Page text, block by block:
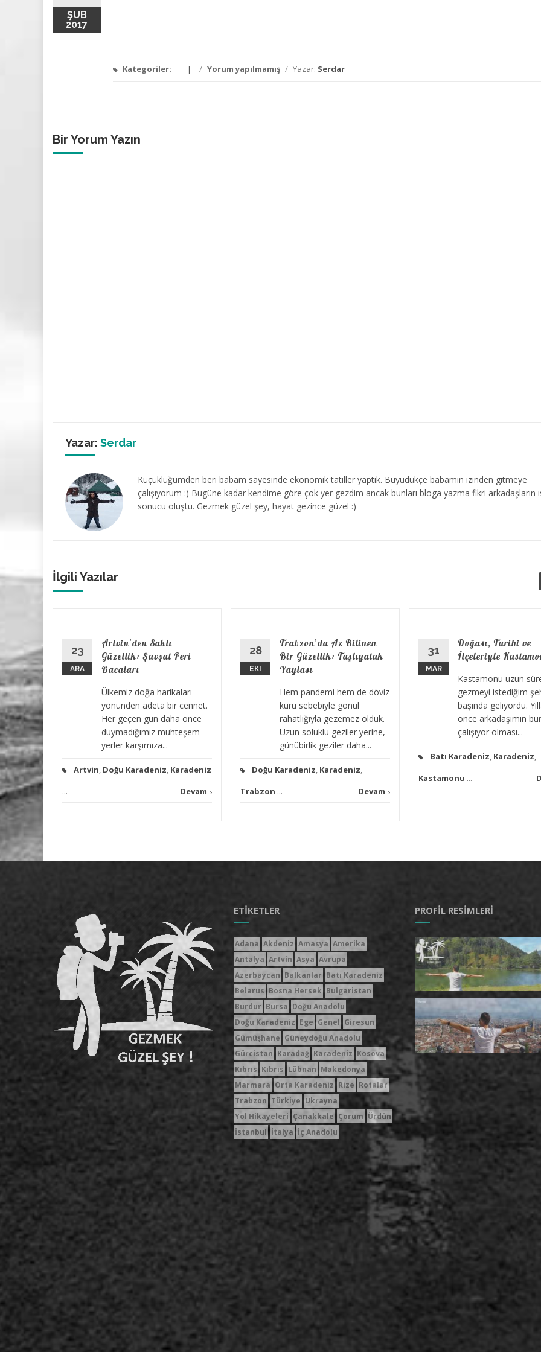
ŞUB
2017
Kategoriler: / Yorum yapılmamış / Yazar: Serdar
Bir Yorum Yazın
Yazar: Serdar
Küçüklüğümden beri babam sayesinde ekonomik tatiller yaptık. Büyüdükçe babamın izinden gitmeye
çalışıyorum :) Bugüne kadar kendime göre çok yer gezdim ancak bunları bloga yazma fikri arkadaşların
sonucu oluştu. Gezmek güzel şey, hayat gezince güzel :)
İlgili Yazılar
Devam
23
ARA
Artvin’den Saklı
Güzellik: Şavşat Peri
Bacaları
Ülkemiz doğa harikaları
yönünden adeta bir cennet.
Her geçen gün daha önce
duymadığımız muhteşem
yerler karşımıza...
Artvin, Doğu Karadeniz, Karadeniz
...
Devam
28
EKI
Trabzon’da Az Bilinen
Bir Güzellik: Taşlıyatak
Yaylası
Hem pandemi hem de döviz
kuru sebebiyle gönül
rahatlığıyla gezemez olduk.
Uzun soluklu geziler yerine,
günübirlik geziler daha...
Doğu Karadeniz, Karadeniz,
Trabzon ... Devam
31
MAR
Doğası, Tarihi ve
İlçeleriyle
Kastamonu uzun
gezmeyi istediğim
başında geliyordu.
önce arkadaşımın
çalışıyor olması...
Batı Karadeniz, Karadeniz,
Kastamonu ...
ETIKETLER
Adana Akdeniz Amasya Amerika
Antalya Artvin Asya Avrupa
Azerbaycan Balkanlar Batı Karadeniz
Belarus Bosna Hersek Bulgaristan
Burdur Bursa Doğu Anadolu
Doğu Karadeniz Ege Genel Giresun
Gümüşhane Güneydoğu Anadolu
Gürcistan Karadağ Karadeniz Kosova
Kıbrıs Kıbrıs Lübnan Makedonya
Marmara Orta Karadeniz Rize Rotalar
Trabzon Türkiye Ukrayna
Yol Hikayeleri Çanakkale Çorum Ürdün
İstanbul İtalya İç Anadolu
PROFIL RESIMLERI